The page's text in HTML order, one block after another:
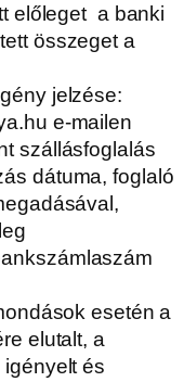
előleget a banki
összeget a
jelzése:
e-mailen
szállásfoglalás
dátuma, foglaló
esetén a
elutalt, a
és